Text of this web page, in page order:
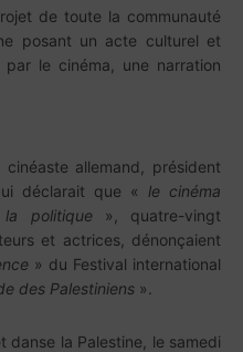
de toute la communauté
posant un acte culturel et
le cinéma, une narration
cinéaste allemand, président
déclarait que « le cinéma
politique», quatre-vingt
et actrices, dénonçaient
» du Festival international
des Palestiniens ».
danse la Palestine, le samedi